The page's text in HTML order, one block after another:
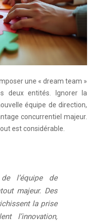
une « dream team »
deux entités. Ignorer la
équipe de direction,
concurrentiel majeur.
est considérable.
l’équipe de
majeur. Des
la prise
l’innovation,